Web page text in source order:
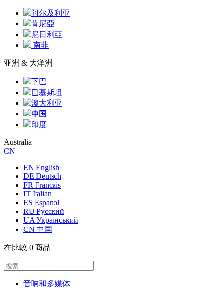
阿尔及利亚
肯尼亞
尼日利亞
南非
亚洲 & 大洋洲
下巴
巴基斯坦
澳大利亚
中国
印度
Australia
CN
EN English
DE Deutsch
FR Francais
IT Italian
ES Espanol
RU Русский
UA Український
CN 中国
在比較 0 商品
音响和多媒体